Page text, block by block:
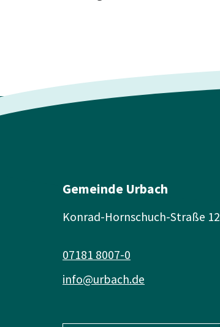
Gemeinde Urbach
Konrad-Hornschuch-Straße 12
info@urbach.de
07181 8007-0